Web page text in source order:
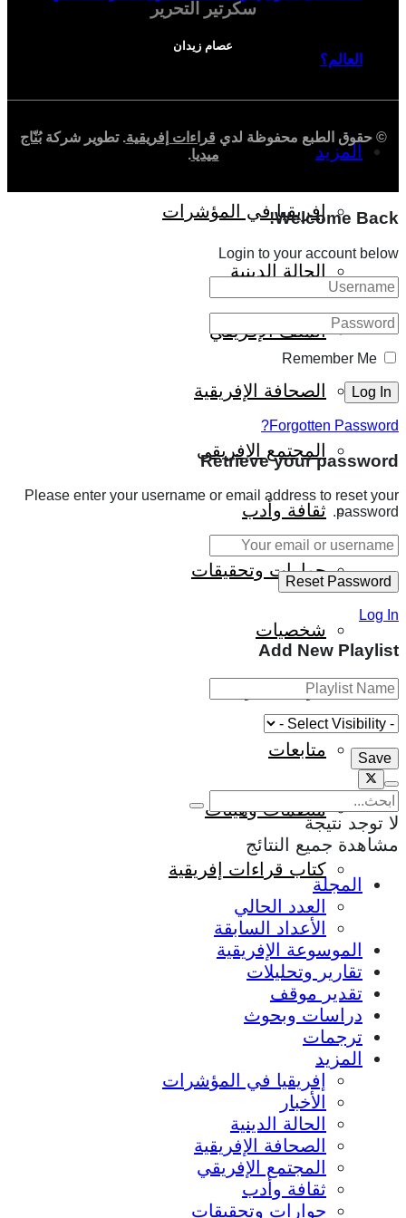
العالم؟
المزيد
إفريقيا في المؤشرات
الحالة الدينية
الملف الإفريقي
الصحافة الإفريقية
المجتمع الإفريقي
ثقافة وأدب
حوارات وتحقيقات
شخصيات
قراءات تاريخية
متابعات
منظمات وهيئات
كتاب قراءات إفريقية
سكرتير التحرير
عصام زيدان
© حقوق الطبع محفوظة لدي قراءات إفريقية. تطوير شركةبُنّاج
ميديا.
Welcome Back!
Login to your account below
Remember Me
Forgotten Password?
Retrieve your password
Please enter your username or email address to reset your
password.
Log In
Add New Playlist
لا توجد نتيجة
مشاهدة جميع النتائج
المجلة
العدد الحالي
الأعداد السابقة
الموسوعة الإفريقية
تقارير وتحليلات
تقدير موقف
دراسات وبحوث
ترجمات
المزيد
إفريقيا في المؤشرات
الأخبار
الحالة الدينية
الصحافة الإفريقية
المجتمع الإفريقي
ثقافة وأدب
حوارات وتحقيقات